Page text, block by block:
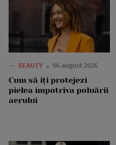
— BEAUTY 06 august 2026
Cum să îți protejezi
pielea împotriva poluării
aerului